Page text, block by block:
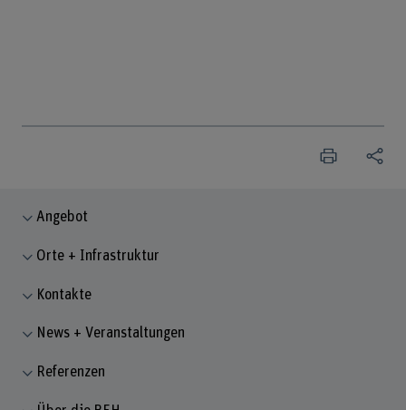
Angebot
Orte + Infrastruktur
Kontakte
News + Veranstaltungen
Referenzen